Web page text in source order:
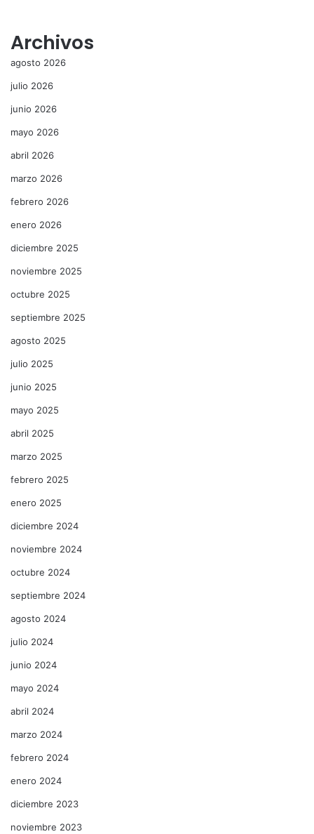
Archivos
agosto 2026
julio 2026
junio 2026
mayo 2026
abril 2026
marzo 2026
febrero 2026
enero 2026
diciembre 2025
noviembre 2025
octubre 2025
septiembre 2025
agosto 2025
julio 2025
junio 2025
mayo 2025
abril 2025
marzo 2025
febrero 2025
enero 2025
diciembre 2024
noviembre 2024
octubre 2024
septiembre 2024
agosto 2024
julio 2024
junio 2024
mayo 2024
abril 2024
marzo 2024
febrero 2024
enero 2024
diciembre 2023
noviembre 2023